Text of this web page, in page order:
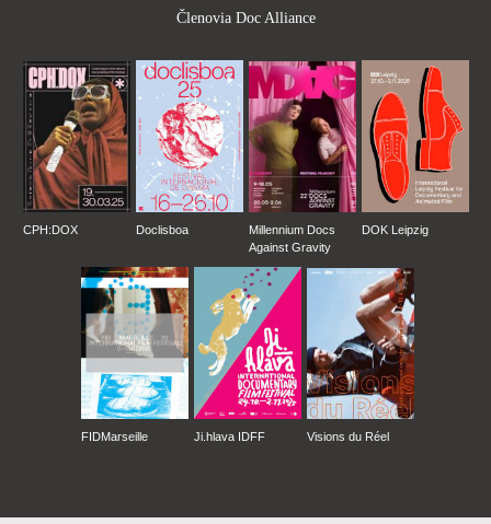
Členovia Doc Alliance
CPH:DOX Doclisboa
Millennium Docs
Against Gravity
DOK Leipzig
FIDMarseille Ji.hlava IDFF Visions du Réel